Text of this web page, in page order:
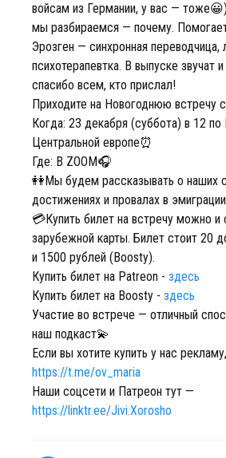
войсам из Германии, у вас —
мы разбираемся — почему.
Эрозген — синхронная переводчица,
психотерапевтка. В выпуске звучат
спасибо всем, кто прислал!
Приходите на Новогоднюю встречу
Когда: 23 декабря (суббота) в 12
Центральной европе⏰
Где: В ZOOM🎧
👭Мы будем рассказывать о наших
достижениях и провалах в
💳Купить билет на встречу можно и
зарубежной карты. Билет стоит 20
и 1500 рублей (Boosty).
Купить билет на Patreon - здесь
Купить билет на Boosty - здесь
Участие во встрече — отличный
наш подкаст💫
Если вы хотите купить у нас
https://t.me/ov_maria
Наши соцсети и Патреон тут —
https://linktr.ee/Jivi.Xorosho